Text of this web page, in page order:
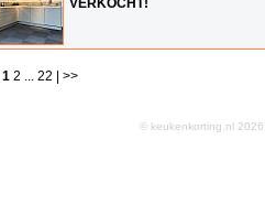
VERKOCHT!
1 2 ... 22 | >>
© keukenkorting.nl